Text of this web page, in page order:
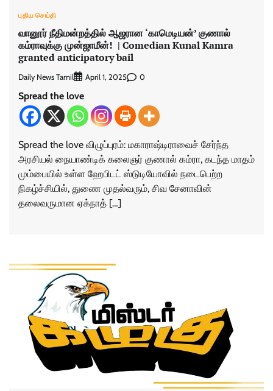
புதிய செய்தி
வானூர் நீதிமன்றத்தில் ஆஜரான ‘காமெடியன்’ குணால்
கம்ராவுக்கு முன்ஜாமீன்! | Comedian Kunal Kamra
granted anticipatory bail
Daily News Tamil April 1, 2025 0
Spread the love
Spread the love விழுப்புரம்: மகாராஷ்டிராவைச் சேர்ந்த
அரசியல் நையாண்டிக் கலைஞர் குணால் கம்ரா, கடந்த மாதம்
மும்பையில் உள்ள ஹேபிடட் ஸ்டுடியோவில் நடைபெற்ற
நிகழ்ச்சியில், துணை முதல்வரும், சிவ சேனாவின்
தலைவருமான ஏக்நாத் […]